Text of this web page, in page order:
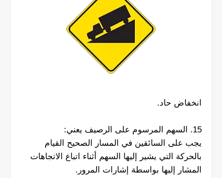
انخفاض حاد.
15. السهم المرسوم على الرصيف يعني:
يجب على السائقين في المسار الصحيح القيام
بالحركة التي يشير إليها السهم أثناء اتباع الاتجاهات
المشار إليها بواسطة إشارات المرور.